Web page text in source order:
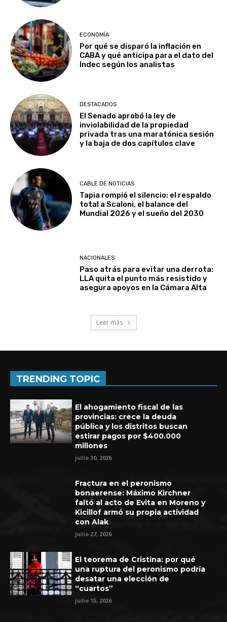
Experiencia de seis años en UEFA
ECONOMÍA
Por qué se disparó la inflación en
CABA y qué anticipa para el dato del
Indec según los analistas
DESTACADOS
El Senado aprobó la ley de
inviolabilidad de la propiedad
privada tras una maratónica sesión
y la baja de dos capítulos clave
CABLE DE NOTICIAS
Tapia rompió el silencio: el respaldo
total a Scaloni, el balance del
Mundial 2026 y el sueño del 2030
NACIONALES
Paso atrás para evitar una derrota:
LLA quita el punto más resistido y
asegura apoyos en la Cámara Alta
Leer más
TRENDING TOPIC
El ahogamiento fiscal de las
provincias: crece la deuda
pública y los distritos buscan
estirar pagos por $400.000
millones
julio 30, 2026
Fractura en el peronismo
bonaerense: Máximo Kirchner
faltó al acto de Evita en Moreno y
Kicillof armó su propia actividad
con Alak
julio 27, 2026
El teorema de Cristina: por qué
una ruptura del peronismo podría
desatar una elección de
“cuartos”
julio 15, 2026